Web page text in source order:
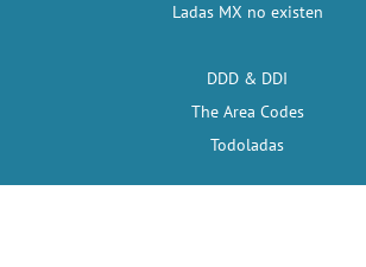
Ladas MX no existen
DDD & DDI
The Area Codes
Todoladas